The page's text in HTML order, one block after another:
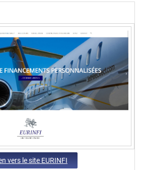
vers le site EURINFI